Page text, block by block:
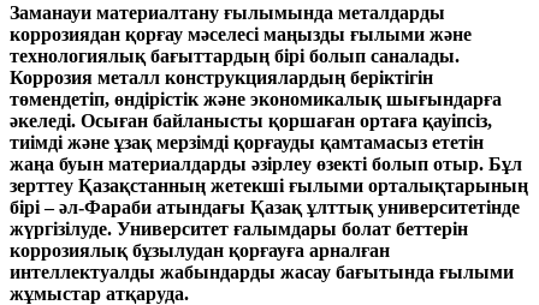
Заманауи материалтану ғылымында металдарды
коррозиядан қорғау мәселесі маңызды ғылыми және
технологиялық бағыттардың бірі болып саналады.
Коррозия металл конструкциялардың беріктігін
төмендетіп, өндірістік және экономикалық шығындарға
әкеледі. Осыған байланысты қоршаған ортаға қауіпсіз,
тиімді және ұзақ мерзімді қорғауды қамтамасыз ететін
жаңа буын материалдарды әзірлеу өзекті болып отыр. Бұл
зерттеу Қазақстанның жетекші ғылыми орталықтарының
бірі – әл-Фараби атындағы Қазақ ұлттық университетінде
жүргізілуде. Университет ғалымдары болат беттерін
коррозиялық бұзылудан қорғауға арналған
интеллектуалды жабындарды жасау бағытында ғылыми
жұмыстар атқаруда.